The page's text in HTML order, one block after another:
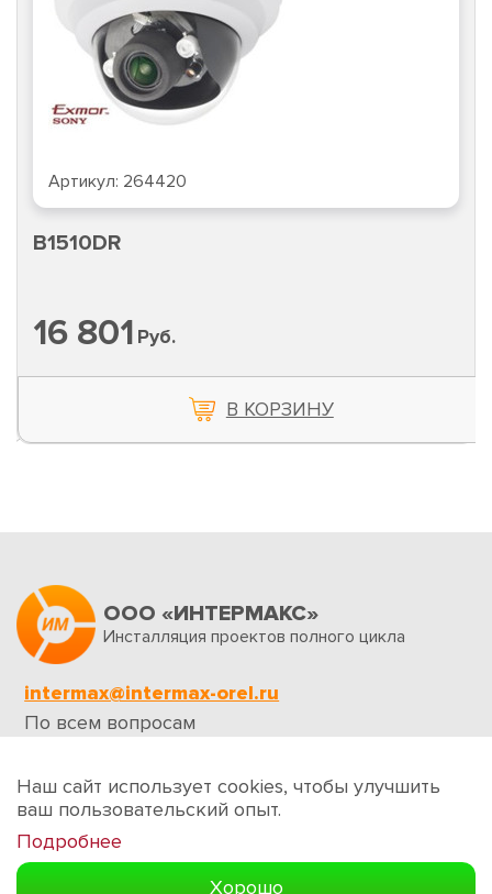
Артикул: 264420
B1510DR
16 801 Руб.
В КОРЗИНУ
ООО «ИНТЕРМАКС»
Инсталляция проектов полного цикла
intermax@intermax-orel.ru
По всем вопросам
Обратная связь
Наш сайт использует cookies, чтобы улучшить
ваш пользовательский опыт.
Подробнее
Хорошо